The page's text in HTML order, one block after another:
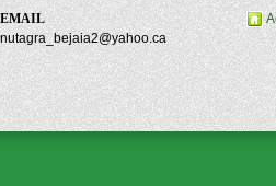
EMAIL
nutagra_bejaia2@yahoo.ca